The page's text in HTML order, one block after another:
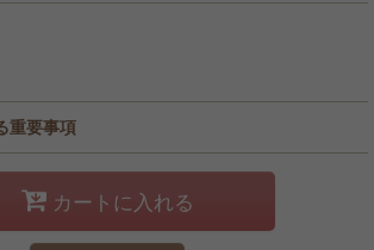
重要事項
カートに入れる